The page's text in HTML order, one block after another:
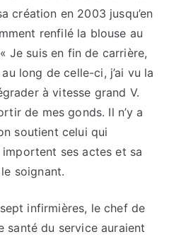
création en 2003 jusqu’en
renfilé la blouse au
Je suis en fin de carrière,
long de celle-ci, j’ai vu la
à vitesse grand V.
de mes gonds. Il n’y a
soutient celui qui
ses actes et sa
soignant.
infirmières, le chef de
santé du service auraient